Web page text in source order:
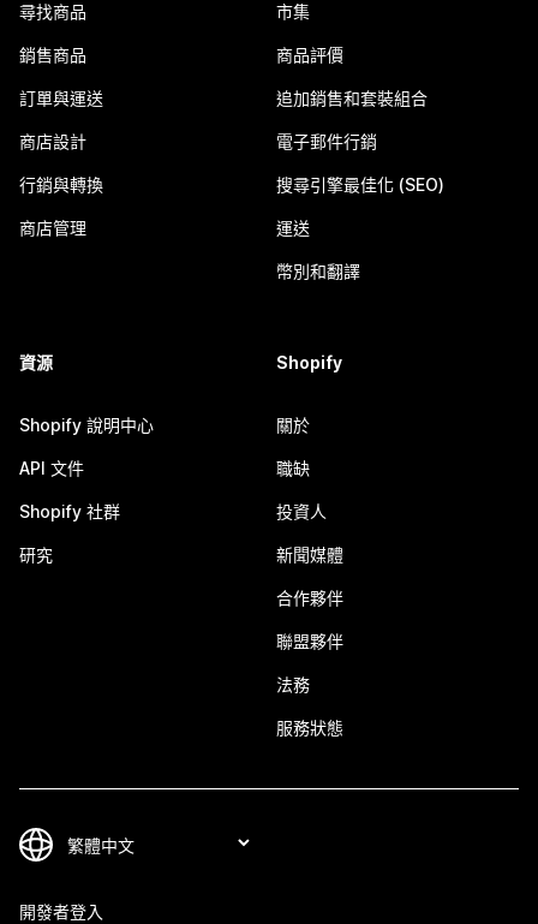
尋找商品
銷售商品
訂單與運送
商店設計
行銷與轉換
商店管理
市集
商品評價
追加銷售和套裝組合
電子郵件行銷
搜尋引擎最佳化 (SEO)
運送
幣別和翻譯
資源
Shopify 說明中心
API 文件
Shopify 社群
研究
Shopify
關於
職缺
投資人
新聞媒體
合作夥伴
聯盟夥伴
法務
服務狀態
開發者登入